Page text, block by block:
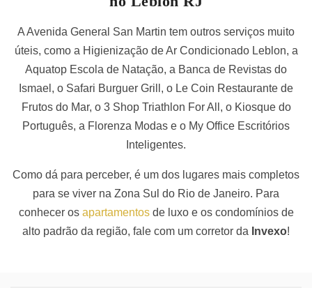
A Avenida General San Martin tem outros serviços muito
úteis, como a Higienização de Ar Condicionado Leblon, a
Aquatop Escola de Natação, a Banca de Revistas do
Ismael, o Safari Burguer Grill, o Le Coin Restaurante de
Frutos do Mar, o 3 Shop Triathlon For All, o Kiosque do
Português, a Florenza Modas e o My Office Escritórios
Inteligentes.
Como dá para perceber, é um dos lugares mais completos
para se viver na Zona Sul do Rio de Janeiro. Para
conhecer os apartamentosde luxo e os condomínios de
alto padrão da região, fale com um corretor da Invexo!